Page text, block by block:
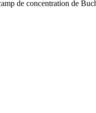
de concentration de